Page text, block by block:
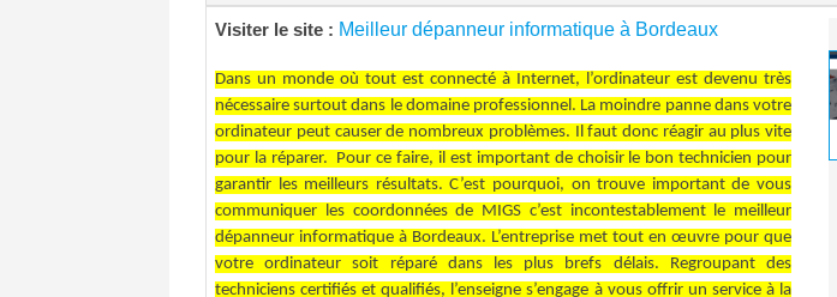
Visiter le site : Meilleur dépanneur informatique à Bordeaux
Dans un monde où tout est connecté à Internet, l’ordinateur est devenu très
nécessaire surtout dans le domaine professionnel. La moindre panne dans votre
ordinateur peut causer de nombreux problèmes. Il faut donc réagir au plus vite
pour la réparer. Pour ce faire, il est important de choisir le bon technicien pour
garantir les meilleurs résultats. C’est pourquoi, on trouve important de vous
communiquer les coordonnées de MIGS c’est incontestablement le meilleur
dépanneur informatique à Bordeaux. L’entreprise met tout en œuvre pour que
votre ordinateur soit réparé dans les plus brefs délais. Regroupant des
techniciens certifiés et qualifiés, l’enseigne s’engage à vous offrir un service à la